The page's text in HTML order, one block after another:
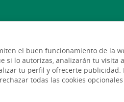
el buen funcionamiento de la
si lo autorizas, analizarán tu visita
tu perfil y ofrecerte publicidad.
todas las cookies